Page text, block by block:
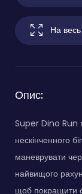
На
Опис:
Super Dino Run
нескінченного
маневрувати
найвищого
щоб покращити